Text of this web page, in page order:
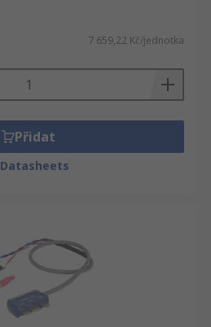
7 659,22 Kč/jednotka
Přidat
Datasheets